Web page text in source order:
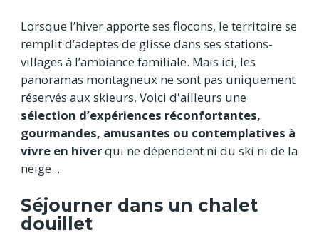
Lorsque l’hiver apporte ses flocons, le territoire se
remplit d’adeptes de glisse dans ses stations-
villages à l’ambiance familiale. Mais ici, les
panoramas montagneux ne sont pas uniquement
réservés aux skieurs. Voici d'ailleurs une
sélection d’expériences réconfortantes,
gourmandes, amusantes ou contemplatives à
vivre en hiverqui ne dépendent ni du ski ni de la
neige...
Séjourner dans un chalet
douillet